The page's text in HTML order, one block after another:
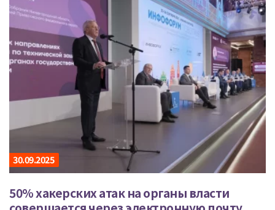
30.09.2025
50% хакерских атак на органы власти